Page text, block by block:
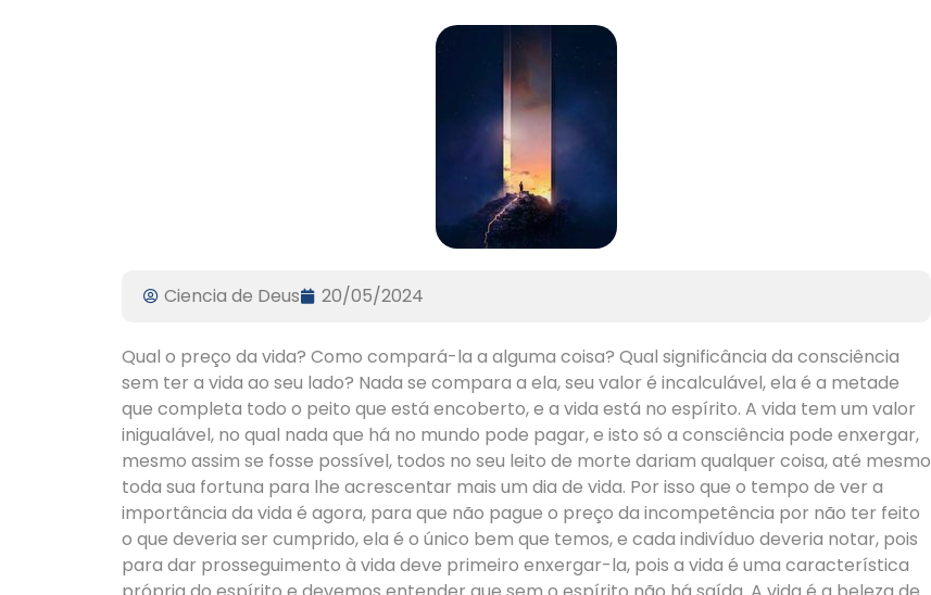
Ciencia de Deus 20/05/2024
Qual o preço da vida? Como compará-la a alguma coisa? Qual significância da consciência
sem ter a vida ao seu lado? Nada se compara a ela, seu valor é incalculável, ela é a metade
que completa todo o peito que está encoberto, e a vida está no espírito. A vida tem um valor
inigualável, no qual nada que há no mundo pode pagar, e isto só a consciência pode enxergar,
mesmo assim se fosse possível, todos no seu leito de morte dariam qualquer coisa, até mesmo
toda sua fortuna para lhe acrescentar mais um dia de vida. Por isso que o tempo de ver a
importância da vida é agora, para que não pague o preço da incompetência por não ter feito
o que deveria ser cumprido, ela é o único bem que temos, e cada indivíduo deveria notar, pois
para dar prosseguimento à vida deve primeiro enxergar-la, pois a vida é uma característica